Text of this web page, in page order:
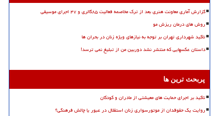
گزارش آماری معاونت هنری بعد از ترک مخاصمه فعالیت ۸۵گالری و ۴۷ اجرای موسیقی
روش های درمان ریزش مو
تاکید شهرداری تهران بر توجه به نیازهای ویژه زنان در بحران ها
داستان عکسهایی که منتشر نشد دوربین من از تبلیغ نمی ترسد!
پربحث ترین ها
تاکید بر اجرای حمایت های معیشتی از مادران و کودکان
روایت یک حقوقدان از موتورسواری زنان استقلال در عبور یا چالش فرهنگی؟